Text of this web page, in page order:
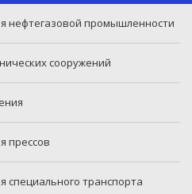
нефтегазовой промышленности
сооружений
прессов
специального транспорта